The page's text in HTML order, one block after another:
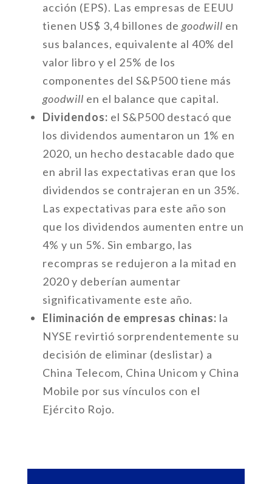
acción (EPS). Las empresas de EEUU
tienen US$ 3,4 billones de goodwill en
sus balances, equivalente al 40% del
valor libro y el 25% de los
componentes del S&P500 tiene más
goodwill en el balance que capital.
Dividendos: el S&P500 destacó que
los dividendos aumentaron un 1% en
2020, un hecho destacable dado que
en abril las expectativas eran que los
dividendos se contrajeran en un 35%.
Las expectativas para este año son
que los dividendos aumenten entre un
4% y un 5%. Sin embargo, las
recompras se redujeron a la mitad en
2020 y deberían aumentar
significativamente este año.
Eliminación de empresas chinas: la
NYSE revirtió sorprendentemente su
decisión de eliminar (deslistar) a
China Telecom, China Unicom y China
Mobile por sus vínculos con el
Ejército Rojo.